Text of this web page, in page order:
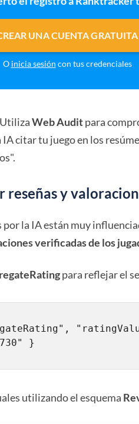
UNA CUENTA GRATUITA
O inicia sesión con tus credenciales
UtilizaWeb Auditpara
citar tu juego en los
reseñas y
por la IA están muy
verificadas de los
para reflejar el
}
utilizando el esquema